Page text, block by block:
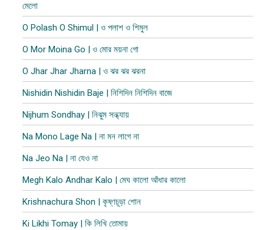
মেলো
O Polash O Shimul | ও পলাশ ও শিমুল
O Mor Moina Go | ও মোর ময়না গো
O Jhar Jhar Jharna | ও ঝর ঝর ঝরনা
Nishidin Nishidin Baje | নিশিদিন নিশিদিন বাজে
Nijhum Sondhay | নিঝুম সন্ধ্যায়
Na Mono Lage Na | না মন লাগে না
Na Jeo Na | না যেও না
Megh Kalo Andhar Kalo | মেঘ কালো আঁধার কালো
Krishnachura Shon | কৃষ্ণচূড়া শোন
Ki Likhi Tomay | কি লিখি তোমায়